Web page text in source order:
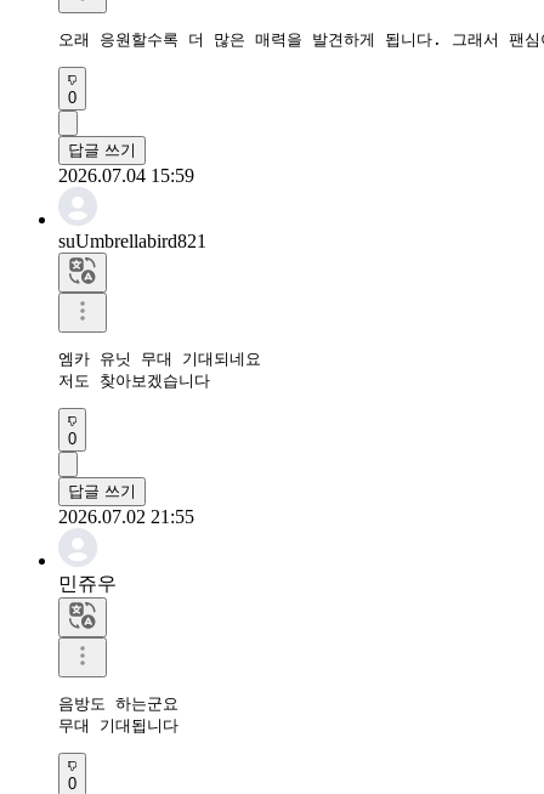
오래 응원할수록 더 많은 매력을 발견하게 됩니다. 그래서 팬
0
답글 쓰기
2026.07.04 15:59
suUmbrellabird821
엠카 유닛 무대 기대되네요
저도 찾아보겠습니다
0
답글 쓰기
2026.07.02 21:55
민쥬우
음방도 하는군요
무대 기대됩니다
0